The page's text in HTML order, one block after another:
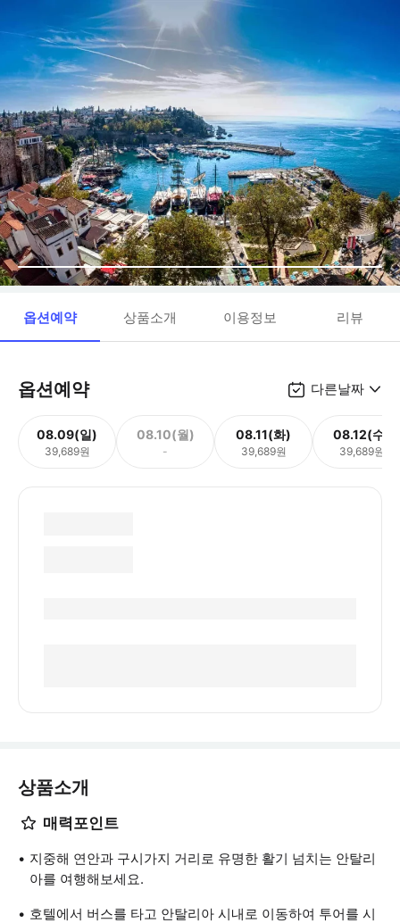
옵션예약 상품소개 이용정보 리뷰
옵션예약 다른날짜
08.09(일)
39,689원
08.10(월)
-
08.11(화)
39,689원
08.12(수)
39,689원
상품소개
매력포인트
지중해 연안과 구시가지 거리로 유명한 활기 넘치는 안탈리
아를 여행해보세요.
호텔에서 버스를 타고 안탈리아 시내로 이동하여 투어를 시